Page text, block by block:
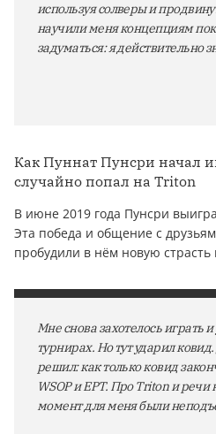
используя солверы и
научили меня концепциям
задуматься: я действительно
Как Пуннат Пунсри начал
случайно попал на Triton
В июне 2019 года Пунсри
Эта победа и общение с
пробудили в нём новую страсть
Мне снова захотелось играть
турнирах. Но тут ударил
решил: как только ковид
WSOP и EPT. Про Triton и
момент для меня были